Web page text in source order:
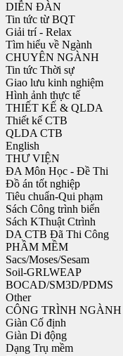
DIỄN ĐÀN
Tin tức từ BQT
Giải trí - Relax
Tìm hiểu về Ngành
CHUYÊN NGÀNH
Tin tức Thời sự
Giao lưu kinh nghiệm
Hình ảnh thực tế
THIẾT KẾ & QLDA
Thiết kế CTB
QLDA CTB
English
THƯ VIỆN
ĐA Môn Học - Đề Thi
Đồ án tốt nghiệp
Tiêu chuẩn-Qui phạm
Sách Công trình biển
Sách KThuật Ctrình
DA CTB Đã Thi Công
PHẦM MỀM
Sacs/Moses/Sesam
Soil-GRLWEAP
BOCAD/SM3D/PDMS
Other
CÔNG TRÌNH NGÀNH
Giàn Cố định
Giàn Di động
Dạng Trụ mềm